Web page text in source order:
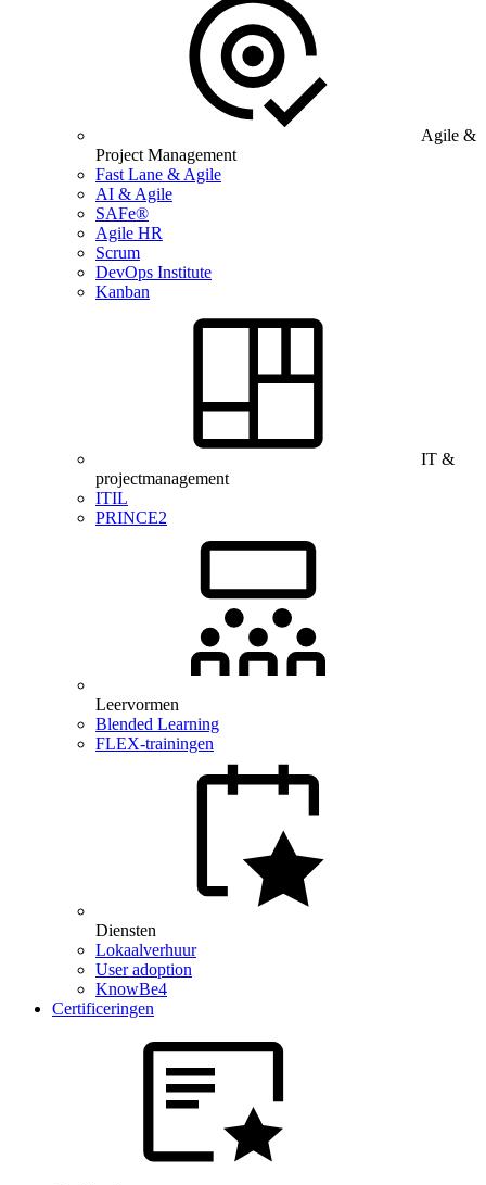
Agile &
Project Management
Fast Lane & Agile
AI & Agile
SAFe®
Agile HR
Scrum
DevOps Institute
Kanban
IT &
projectmanagement
ITIL
PRINCE2
Leervormen
Blended Learning
FLEX-trainingen
Diensten
Lokaalverhuur
User adoption
KnowBe4
Certificeringen